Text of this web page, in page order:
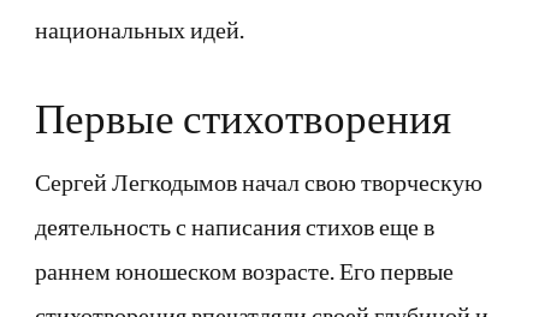
национальных идей.
Первые стихотворения
Сергей Легкодымов начал свою творческую
деятельность с написания стихов еще в
раннем юношеском возрасте. Его первые